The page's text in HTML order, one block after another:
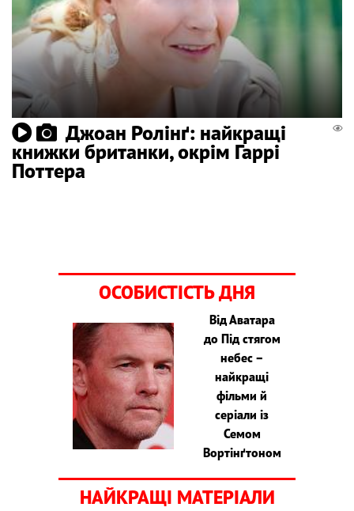
Джоан Ролінґ: найкращі
книжки британки, окрім Гаррі
Поттера
ОСОБИСТІСТЬ ДНЯ
Від Аватара
до Під стягом
небес –
найкращі
фільми й
серіали із
Семом
Вортінґтоном
НАЙКРАЩІ МАТЕРІАЛИ